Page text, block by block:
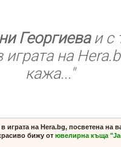
Георгиеваи с
играта на
кажа..."
играта на Hera.bg, посветена на
бижу от ювелирна къща